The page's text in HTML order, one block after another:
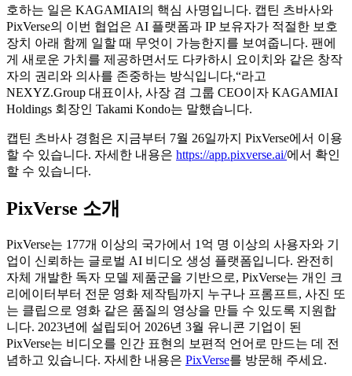
호하는 일은 KAGAMIAI의 핵심 사명입니다. 캡틴 츠바사와
PixVerse의 이번 협업은 AI 플랫폼과 IP 보유자가 적절한 보호
장치 아래 함께 일할 때 무엇이 가능한지를 보여줍니다. 팬에
게 새로운 가치를 제공하면서도 다카하시 요이치와 같은 창작
자의 권리와 의사를 존중하는 방식입니다,“라고
NEXYZ.Group 대표이사, 사장 겸 그룹 CEO이자 KAGAMIAI
Holdings 회장인 Takami Kondo는 말했습니다.
캡틴 츠바사 경험은 지금부터 7월 26일까지 PixVerse에서 이용
할 수 있습니다. 자세한 내용은 https://app.pixverse.ai/에서 확인
할 수 있습니다.
PixVerse 소개
PixVerse는 177개 이상의 국가에서 1억 명 이상의 사용자와 기
업이 신뢰하는 글로벌 AI 비디오 생성 플랫폼입니다. 완전히
자체 개발한 독자 모델 제품군을 기반으로, PixVerse는 개인 크
리에이터부터 전문 영화 제작팀까지 누구나 프롬프트, 사진 또
는 클립으로 영화 같은 품질의 영상을 만들 수 있도록 지원합
니다. 2023년에 설립되어 2026년 3월 유니콘 기업이 된
PixVerse는 비디오를 인간 표현의 보편적 언어로 만드는 데 전
념하고 있습니다. 자세한 내용은 PixVerse를 방문해 주세요.